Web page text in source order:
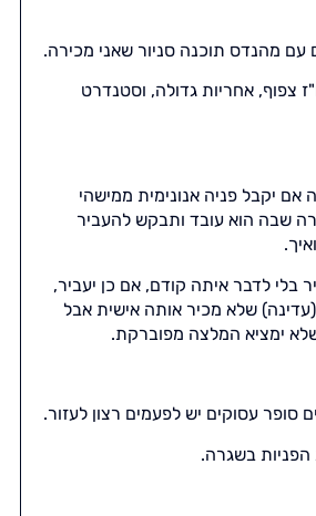
עם מהנדס תוכנה סניור שאני מכירה.
צפוף, אחריות גדולה, וסטנדרט
אם יקבל פניה אנונימית ממישהי
שבה הוא עובד ותבקש להעביר
בלי לדבר איתה קודם, אם כן יעביר,
שלא מכיר אותה אישית אבל
ימציא המלצה מפוברקת.
סופר עסוקים יש לפעמים רצון לעזור.
הפניות בשגרה.